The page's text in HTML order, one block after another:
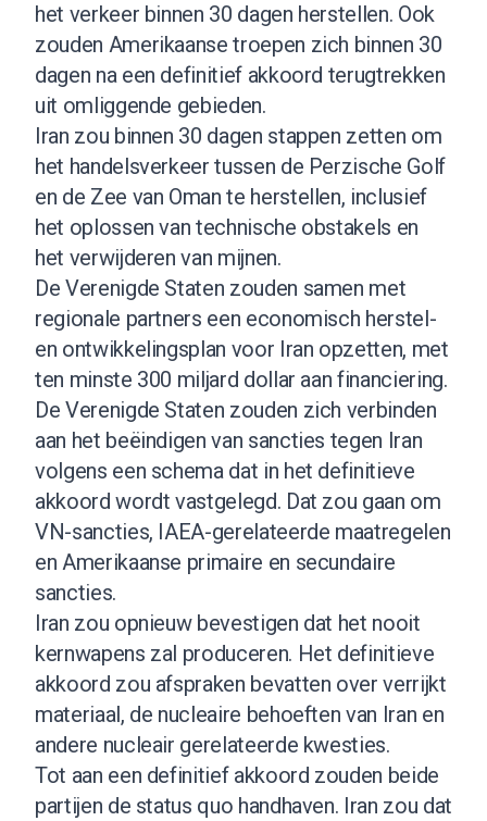
het verkeer binnen 30 dagen herstellen. Ook
zouden Amerikaanse troepen zich binnen 30
dagen na een definitief akkoord terugtrekken
uit omliggende gebieden.
Iran zou binnen 30 dagen stappen zetten om
het handelsverkeer tussen de Perzische Golf
en de Zee van Oman te herstellen, inclusief
het oplossen van technische obstakels en
het verwijderen van mijnen.
De Verenigde Staten zouden samen met
regionale partners een economisch herstel-
en ontwikkelingsplan voor Iran opzetten, met
ten minste 300 miljard dollar aan financiering.
De Verenigde Staten zouden zich verbinden
aan het beëindigen van sancties tegen Iran
volgens een schema dat in het definitieve
akkoord wordt vastgelegd. Dat zou gaan om
VN-sancties, IAEA-gerelateerde maatregelen
en Amerikaanse primaire en secundaire
sancties.
Iran zou opnieuw bevestigen dat het nooit
kernwapens zal produceren. Het definitieve
akkoord zou afspraken bevatten over verrijkt
materiaal, de nucleaire behoeften van Iran en
andere nucleair gerelateerde kwesties.
Tot aan een definitief akkoord zouden beide
partijen de status quo handhaven. Iran zou dat